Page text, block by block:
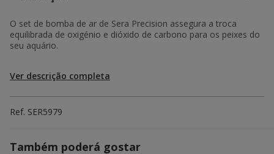
O set de bomba de ar de Sera Precision assegura a troca
equilibrada de oxigénio e dióxido de carbono para os peixes do
seu aquário.
Ver descrição completa
Ref. SER5979
Também poderá gostar